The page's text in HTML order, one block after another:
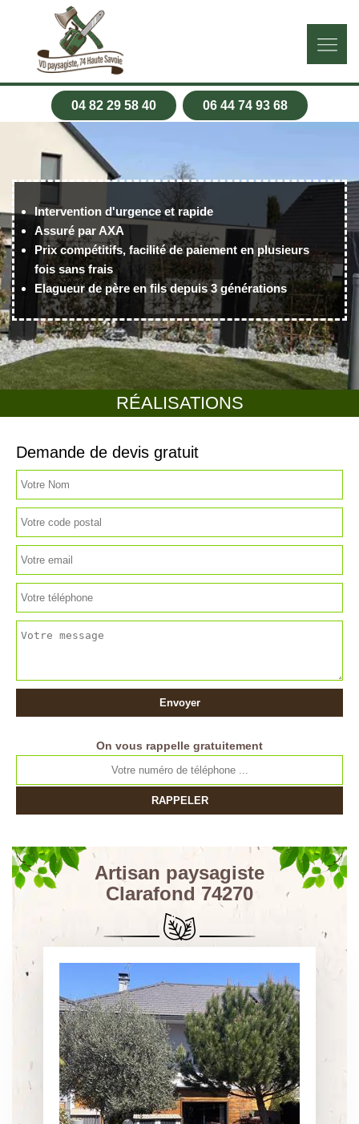
04 82 29 58 40 06 44 74 93 68
RÉALISATIONS
Intervention d'urgence et rapide
Assuré par AXA
Prix compétitifs, facilité de paiement en plusieurs
fois sans frais
Elagueur de père en fils depuis 3 générations
Demande de devis gratuit
On vous rappelle gratuitement
Artisan paysagiste
Clarafond 74270